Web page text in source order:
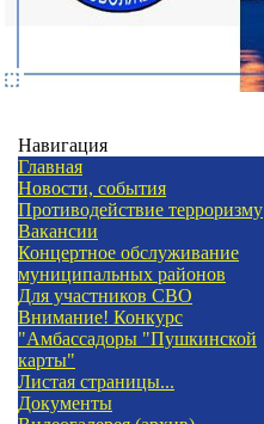
Навигация
Главная
Новости, события
Противодействие терроризму
Вакансии
Концертное обслуживание
муниципальных районов
Для участников СВО
Внимание! Конкурс
"Амбассадоры "Пушкинской
карты"
Листая страницы...
Документы